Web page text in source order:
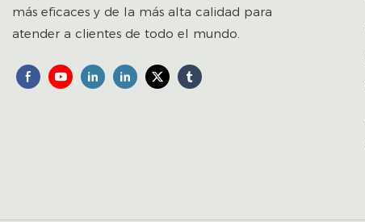
más eficaces y de la más alta calidad para
atender a clientes de todo el mundo.